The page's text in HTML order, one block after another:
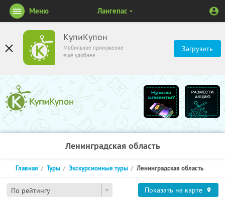
КупиКупон
Мобильное приложение
ещё удобнее
Загрузить
Меню Лангепас
Ленинградская область
По рейтингу
Главная Туры Экскурсионные туры Ленинградская область
Показать на карте